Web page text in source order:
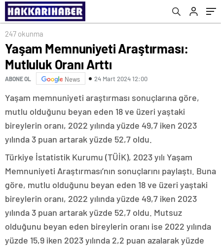
247 okunma
Yaşam Memnuniyeti Araştırması:
Mutluluk Oranı Arttı
ABONE OL News 24 Mart 2024 12:00
Yaşam memnuniyeti araştırması sonuçlarına göre,
mutlu olduğunu beyan eden 18 ve üzeri yaştaki
bireylerin oranı, 2022 yılında yüzde 49,7 iken 2023
yılında 3 puan artarak yüzde 52,7 oldu.
Türkiye İstatistik Kurumu (TÜİK), 2023 yılı Yaşam
Memnuniyeti Araştırması’nın sonuçlarını paylaştı. Buna
göre, mutlu olduğunu beyan eden 18 ve üzeri yaştaki
bireylerin oranı, 2022 yılında yüzde 49,7 iken 2023
yılında 3 puan artarak yüzde 52,7 oldu. Mutsuz
olduğunu beyan eden bireylerin oranı ise 2022 yılında
yüzde 15,9 iken 2023 yılında 2,2 puan azalarak yüzde
Geçti